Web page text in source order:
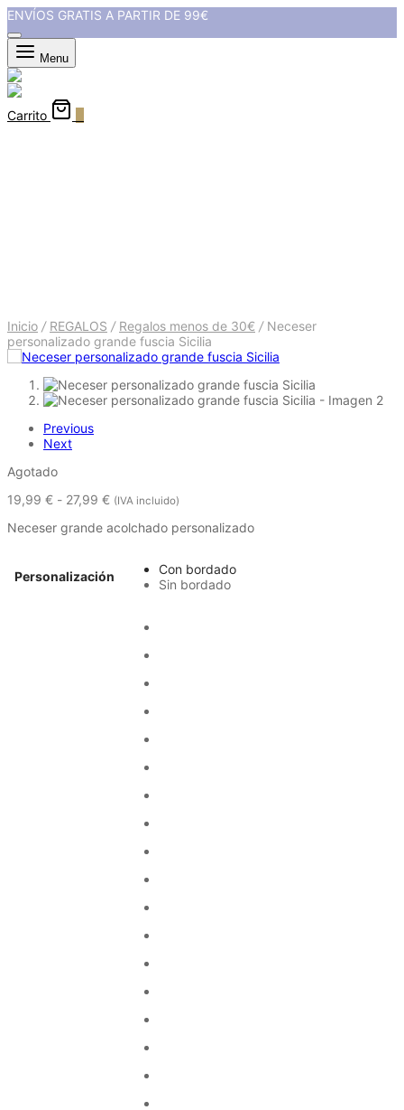
ENVÍOS GRATIS A PARTIR DE 99€
Menu
Carrito
Inicio / REGALOS / Regalos menos de 30€ /Neceser
personalizado grande fuscia Sicilia
Previous
Next
Agotado
19,99 € - 27,99 €Rango
precios:
hasta
27,99 €
(IVA incluido)
Neceser grande acolchado personalizado
Personalización
Con bordado
Sin bordado